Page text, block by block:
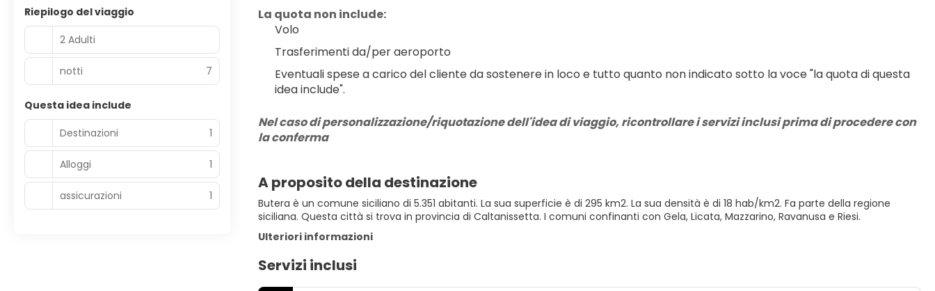
La quota non include:
Volo
Trasferimenti da/per aeroporto
Eventuali spese a carico del cliente da sostenere in loco e tutto quanto non indicato sotto la voce "la quota di questa
idea include".
Nel caso di personalizzazione/riquotazione dell'idea di viaggio, ricontrollare i servizi inclusi prima di procedere con
la conferma
A proposito della destinazione
Butera è un comune siciliano di 5.351 abitanti. La sua superficie è di 295 km2. La sua densità è di 18 hab/km2. Fa parte della regione
siciliana. Questa città si trova in provincia di Caltanissetta. I comuni confinanti con Gela, Licata, Mazzarino, Ravanusa e Riesi.
Ulteriori informazioni
Servizi inclusi
Riepilogo del viaggio
2 Adulti
notti 7
Questa idea include
Destinazioni
1
Alloggi 1
assicurazioni 1